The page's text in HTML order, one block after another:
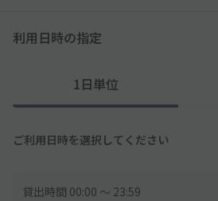
してください
利用日時の指定
1日単位
ご利用日時を選択してください
貸出時間 00:00 〜 23:59